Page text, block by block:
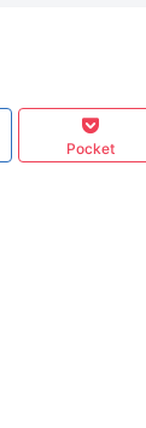
Pocket